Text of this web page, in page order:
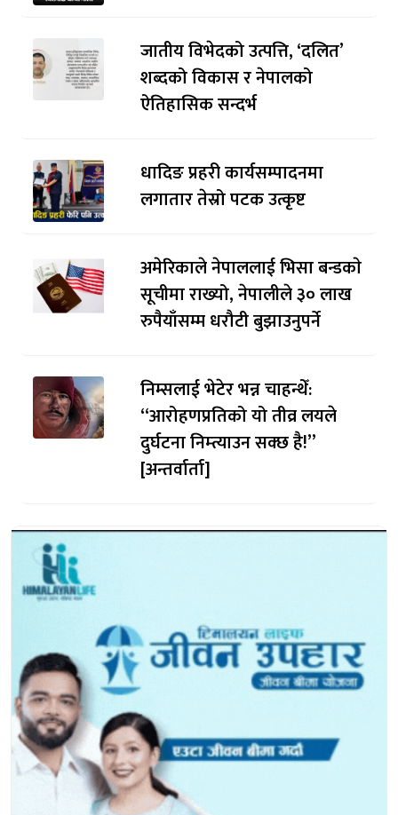
जातीय विभेदको उत्पत्ति, ‘दलित’
शब्दको विकास र नेपालको
ऐतिहासिक सन्दर्भ
धादिङ प्रहरी कार्यसम्पादनमा
लगातार तेस्रो पटक उत्कृष्ट
अमेरिकाले नेपाललाई भिसा बन्डकाे
सूचीमा राख्यो, नेपालीले ३० लाख
रुपैयाँसम्म धरौटी बुझाउनुपर्ने
निम्सलाई भेटेर भन्न चाहन्थेँ:
“आरोहणप्रतिको यो तीव्र लयले
दुर्घटना निम्त्याउन सक्छ है!”
[अन्तर्वार्ता]